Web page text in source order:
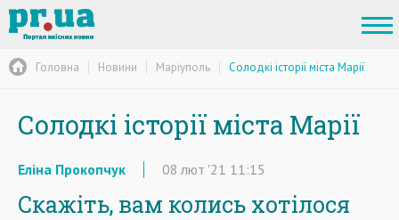
Головна Новини Маріуполь Солодкі історії міста Марії
Солодкі історії міста Марії
Еліна Прокопчук 08 лют '21 11:15
Скажіть, вам колись хотілося